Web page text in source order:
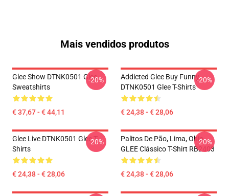
Mais vendidos produtos
Glee Show DTNK0501 Glee
Sweatshirts
€ 37,67 - € 44,11
-20%
Addicted Glee Buy Funny
DTNK0501 Glee T-Shirts
€ 24,38 - € 28,06
-20%
Glee Live DTNK0501 Glee T-
Shirts
€ 24,38 - € 28,06
-20%
Palitos De Pão, Lima, Ohio,
GLEE Clássico T-Shirt RB2403
€ 24,38 - € 28,06
-20%